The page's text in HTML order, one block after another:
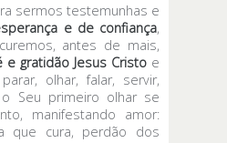
sermos testemunhas e
e de confiança,
antes de mais,
gratidão Jesus Cristo e
olhar, falar, servir,
Seu primeiro olhar se
manifestando amor:
que cura, perdão dos